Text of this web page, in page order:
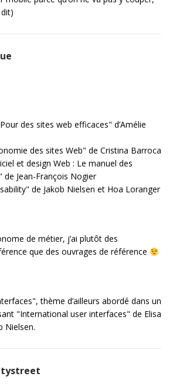
des sites web efficaces" d’Amélie
des sites Web" de Cristina Barroca
et design Web : Le manuel des
Jean-François Nogier
de Jakob Nielsen et Hoa Loranger
de métier, j’ai plutôt des
que des ouvrages de référence
thème d’ailleurs abordé dans un
"International user interfaces" de Elisa
Nielsen.